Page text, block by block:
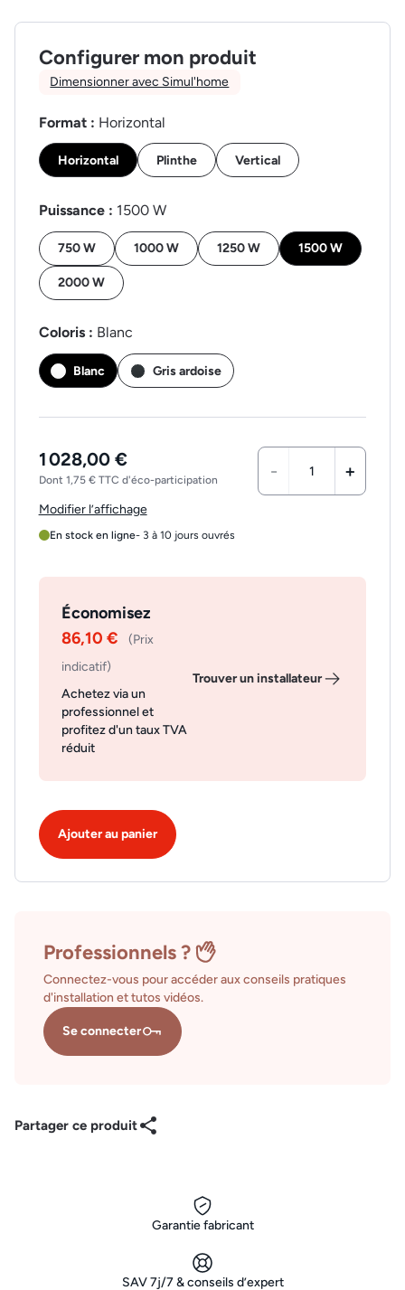
Configurer mon produit
Dimensionner avec Simul'home
Format : Horizontal
Horizontal Plinthe Vertical
Puissance : 1500 W
750 W 1000 W 1250 W 1500 W
2000 W
Coloris : Blanc
Blanc Gris ardoise
1 028,00 €
Dont 1,75 € TTC d'éco-participation - +
Modifier l’affichage
En stock en ligne- 3 à 10 jours ouvrés
Économisez
86,10 €
(Prix
indicatif)
Achetez via un
professionnel et
profitez d'un taux TVA
réduit
Trouver un installateur
Ajouter au panier
Professionnels ?
Connectez-vous pour accéder aux conseils pratiques
d'installation et tutos vidéos.
Se connecter
Partager ce produit
Garantie fabricant
SAV 7j/7 & conseils d’expert